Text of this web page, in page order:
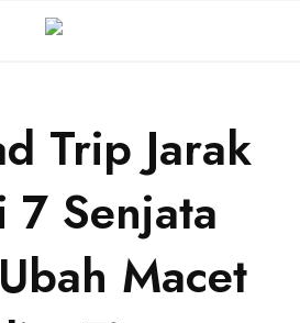
Trip Jarak
7 Senjata
Macet